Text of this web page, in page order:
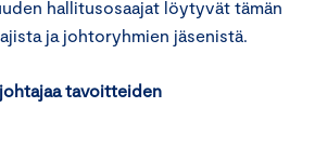
hallitusosaajat löytyvät tämän
ja johtoryhmien jäsenistä.
tavoitteiden